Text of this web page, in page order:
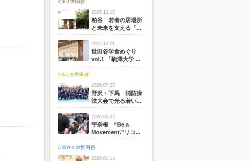
2025.12.17
粕谷 若者の居場所
と未来を支える「...
2025.12.01
世田谷学食めぐり
vol.1 「駒澤大学 ...
2026.07.27
野沢・下馬 消防操
法大会で光る若い...
2026.05.25
宇奈根 “Be a
Movement.”リコ...
2026.01.14